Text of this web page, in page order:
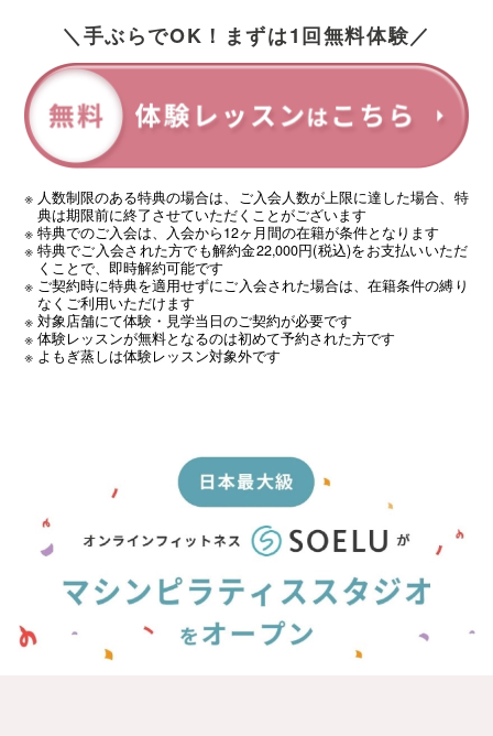
＼手ぶらでOK！まずは1回無料体験／
人数制限のある特典の場合は、ご入会人数が上限に達した場合、特
典は期限前に終了させていただくことがございます
特典でのご入会は、入会から12ヶ月間の在籍が条件となります
特典でご入会された方でも解約金22,000円(税込)をお支払いいただ
くことで、即時解約可能です
ご契約時に特典を適用せずにご入会された場合は、在籍条件の縛り
なくご利用いただけます
対象店舗にて体験・見学当日のご契約が必要です
体験レッスンが無料となるのは初めて予約された方です
よもぎ蒸しは体験レッスン対象外です